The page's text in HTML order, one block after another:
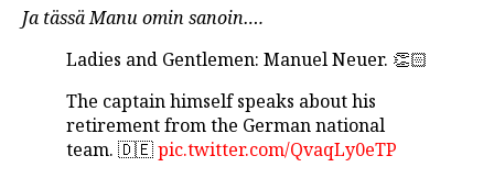
Ja tässä Manu omin sanoin….
Ladies and Gentlemen: Manuel Neuer. 👏🏻
The captain himself speaks about his
retirement from the German national
team. 🇩🇪pic.twitter.com/QvaqLy0eTP